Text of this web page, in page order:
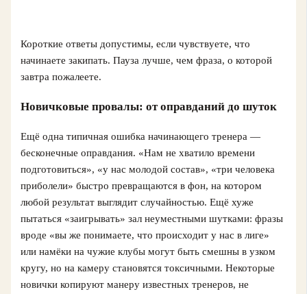
Короткие ответы допустимы, если чувствуете, что
начинаете закипать. Пауза лучше, чем фраза, о которой
завтра пожалеете.
Новичковые провалы: от оправданий до шуток
Ещё одна типичная ошибка начинающего тренера —
бесконечные оправдания. «Нам не хватило времени
подготовиться», «у нас молодой состав», «три человека
приболели» быстро превращаются в фон, на котором
любой результат выглядит случайностью. Ещё хуже
пытаться «заигрывать» зал неуместными шутками: фразы
вроде «вы же понимаете, что происходит у нас в лиге»
или намёки на чужие клубы могут быть смешны в узком
кругу, но на камеру становятся токсичными. Некоторые
новички копируют манеру известных тренеров, не